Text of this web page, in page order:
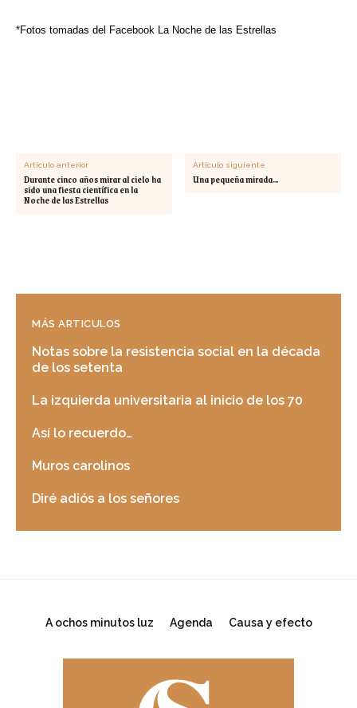
*Fotos tomadas del Facebook La Noche de las Estrellas
Artículo anterior
Durante cinco años mirar al cielo ha
sido una fiesta científica en la
Noche de las Estrellas
Artículo siguiente
Una pequeña mirada…
MÁS ARTICULOS
Notas sobre la resistencia social en la década
de los setenta
La izquierda universitaria al inicio de los 70
Así lo recuerdo…
Muros carolinos
Diré adiós a los señores
A ochos minutos luz Agenda Causa y efecto